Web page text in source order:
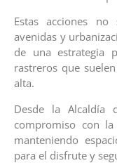
Estas acciones
avenidas y
de una estrategia
rastreros que
alta.
Desde la Alcaldía
compromiso con
manteniendo
para el disfrute y